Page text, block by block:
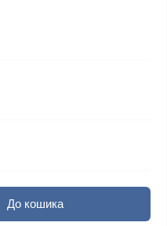
До кошика